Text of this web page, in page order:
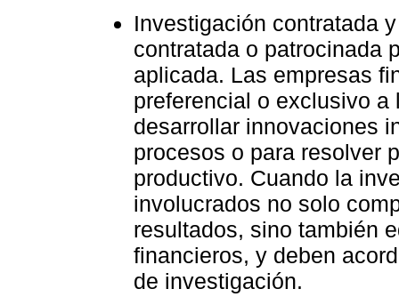
Investigación contratada
contratada o patrocinada
aplicada. Las empresas
preferencial o exclusivo
desarrollar innovaciones
procesos o para resolver
productivo. Cuando la
involucrados no solo
resultados, sino también
financieros, y deben
de investigación.